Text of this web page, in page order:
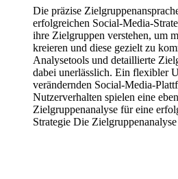
Die präzise
erfolgreichen Social-Media-
ihre Zielgruppen verstehen, um
kreieren und diese gezielt zu
Analysetools und detaillierte
dabei unerlässlich. Ein flexibler
verändernden Social-Media-
Nutzerverhalten spielen eine
Zielgruppenanalyse für eine
Strategie Die